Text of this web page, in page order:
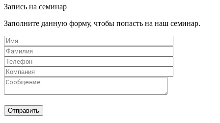
Запись на семинар
Заполните данную форму, чтобы попасть на наш семинар.